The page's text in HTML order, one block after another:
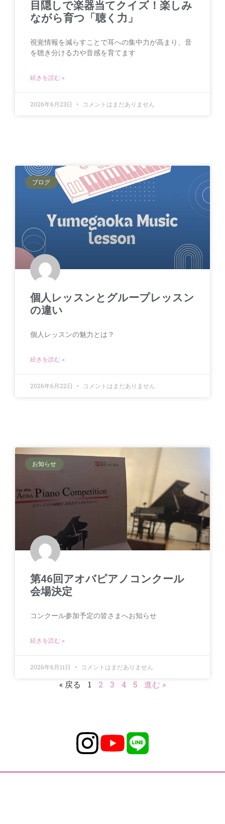
目隠しで楽器当てクイズ！楽しみ
ながら育つ「聴く力」
視覚情報を減らすことで耳への集中力が高まり、音
を聴き分ける力や音感を育てます
続きを読む »
2026年6月23日 コメントはまだありません
ブログ
個人レッスンとグループレッスン
の違い
個人レッスンの魅力とは？
続きを読む »
2026年6月22日 コメントはまだありません
お知らせ
第46回アオバピアノコンクール
会場決定
コンクール参加予定の皆さまへお知らせ
続きを読む »
2026年6月11日 コメントはまだありません
« 戻る 1 2 3 4 5 進む »